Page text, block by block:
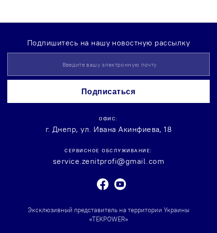
Подпишитесь на нашу новостную рассылку
Up
for
Newsletter:
Подписаться
ОФИС:
г. Днепр, ул. Ивана Акинфиева, 18
СЕРВИСНОЕ ОБСЛУЖИВАНИЕ:
service.zenitprofi@gmail.com
FacebookYoutube
Эксклюзивный представитель на территории Украины
«TEKPOWER»